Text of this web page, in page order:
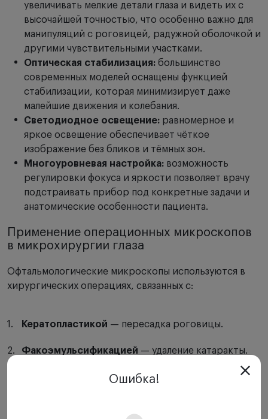
увеличивать мелкие детали глаза и видеть их с
высочайшей точностью, что особенно важно для
манипуляций с роговицей, радужной оболочкой и
другими чувствительными участками.
Оптическая стабилизация: большинство
современных моделей оснащены функцией
стабилизации, которая минимизирует даже
малейшие движения и колебания.
Светодиодное освещение: равномерное и
яркое освещение обеспечивает чёткое
изображение без бликов и тёмных зон.
Многоуровневая настройка: возможность
регулировки фокуса и яркости позволяет врачу
подстраивать прибор под конкретные задачи и
анатомические особенности пациента.
Применение операционных микроскопов
в микрохирургии глаза
Офтальмологические микроскопы используются в
хирургических операциях, связанных с:
Кератопластикой — пересадка роговицы.
Факоэмульсификацией — удаление катаракты.
— операции на стекловидном
Ошибка!